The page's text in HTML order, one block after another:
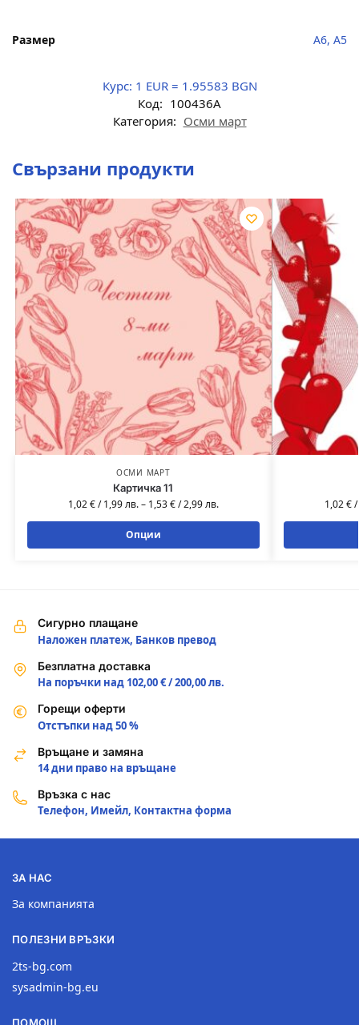
Размер A6, A5
Курс: 1 EUR = 1.95583 BGN
Код: 100436A
Категория: Осми март
Свързани продукти
ОСМИ МАРТ
Картичка 11
1,02€/1,99лв.– 1,53€/2,99лв.
Опции
1,02€/
Сигурно плащане
Наложен платеж, Банков превод
Безплатна доставка
На поръчки над 102,00 € / 200,00 лв.
Горещи оферти
Отстъпки над 50 %
Връщане и замяна
14 дни право на връщане
Връзка с нас
Телефон, Имейл, Контактна форма
ЗА НАС
За компанията
ПОЛЕЗНИ ВРЪЗКИ
2ts-bg.com
sysadmin-bg.eu